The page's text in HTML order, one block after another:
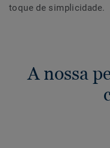
toque de simplicidade.
A nossa